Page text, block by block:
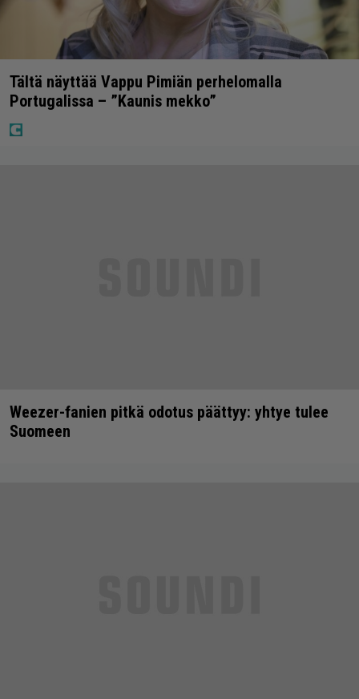
Tältä näyttää Vappu Pimiän perhelomalla
Portugalissa – ”Kaunis mekko”
Weezer-fanien pitkä odotus päättyy: yhtye tulee
Suomeen